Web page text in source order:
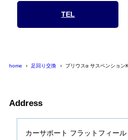
TEL
home 足回り交換 プリウスα サスペンション
Address
カーサポート フラットフィール